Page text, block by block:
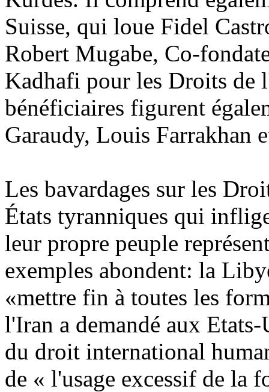
Suisse, qui loue Fidel
Robert Mugabe, Co-
Kadhafi pour les Droits de
bénéficiaires figurent
Garaudy, Louis Farrakhan
Les bavardages sur les
États tyranniques qui
leur propre peuple
exemples abondent: la
«mettre fin à toutes les
l'Iran a demandé aux
du droit international
de « l'usage excessif de la